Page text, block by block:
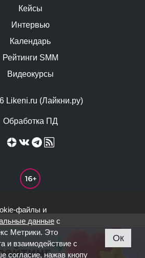
Likeni.ru (Лайкни.ру)
Обработка ПД
Кейсы
Интервью
Календарь
Рейтинги SMM
Видеокурсы
файлы и
данные с
Метрики. Это
и взаимодействие с
согласие, нажав кнопу
Ок